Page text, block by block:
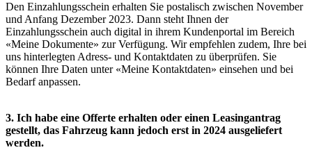
Den Einzahlungsschein erhalten Sie postalisch zwischen November
und Anfang Dezember 2023. Dann steht Ihnen der
Einzahlungsschein auch digital in ihrem Kundenportal im Bereich
«Meine Dokumente» zur Verfügung. Wir empfehlen zudem, Ihre bei
uns hinterlegten Adress- und Kontaktdaten zu überprüfen. Sie
können Ihre Daten unter «Meine Kontaktdaten» einsehen und bei
Bedarf anpassen.
3. Ich habe eine Offerte erhalten oder einen Leasingantrag
gestellt, das Fahrzeug kann jedoch erst in 2024 ausgeliefert
werden.